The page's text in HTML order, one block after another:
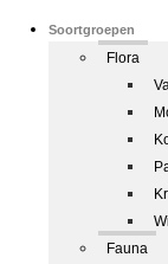
Soortgroepen
Flora
Fauna